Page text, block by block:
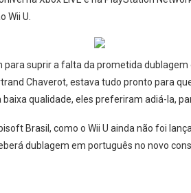
Wii U.
para suprir a falta da prometida
Chaverot, estava tudo pronto para
qualidade, eles preferiram adiá-la,
Brasil, como o Wii U ainda não foi
dublagem em português no novo